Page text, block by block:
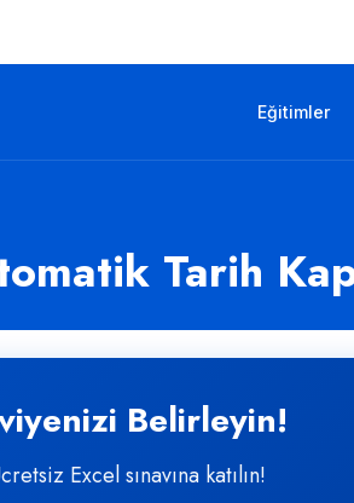
Eğitimler
Tarih
Belirleyin!
Excel sınavına katılın!